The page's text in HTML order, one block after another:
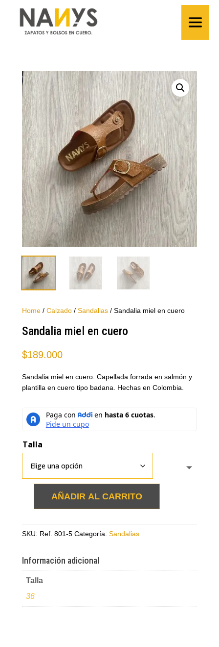
Home/ Calzado/ Sandalias/ Sandalia miel en cuero
Sandalia miel en cuero
$189.000
Sandalia miel en cuero. Capellada forrada en salmón y
plantilla en cuero tipo badana. Hechas en Colombia.
Talla
Sandalia
en
cantidad
AÑADIR AL CARRITO
SKU: Ref. 801-5 Categoría: Sandalias
Información adicional
Talla
36